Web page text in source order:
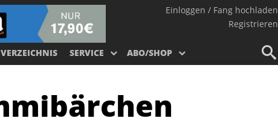
Einloggen / Fang hochladen
Registrieren
SERVICE ABO/SHOP